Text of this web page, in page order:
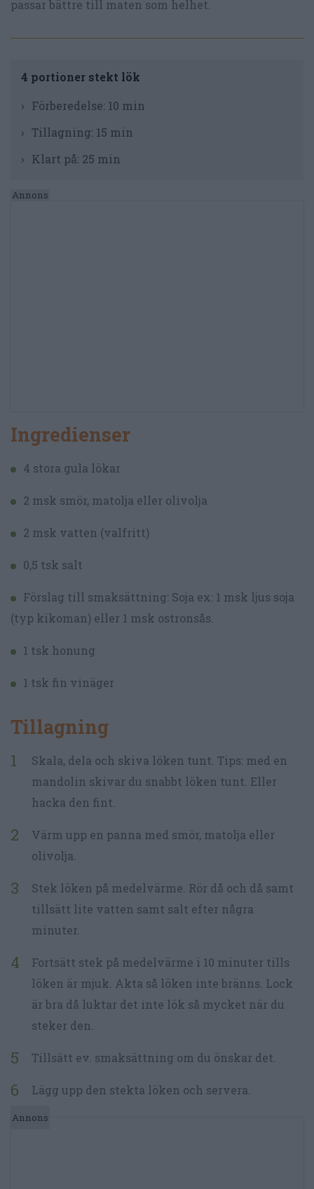
passar bättre till maten som helhet.
4 portioner stekt lök
Förberedelse: 10 min
Tillagning: 15 min
Klart på: 25 min
Ingredienser
4 stora gula lökar
2 msk smör, matolja eller olivolja
2 msk vatten (valfritt)
0,5 tsk salt
Förslag till smaksättning: Soja ex: 1 msk ljus soja
(typ kikoman) eller 1 msk ostronsås.
1 tsk honung
1 tsk fin vinäger
Tillagning
Skala, dela och skiva löken tunt. Tips: med en
mandolin skivar du snabbt löken tunt. Eller
hacka den fint.
Värm upp en panna med smör, matolja eller
olivolja.
Stek löken på medelvärme. Rör då och då samt
tillsätt lite vatten samt salt efter några
minuter.
Fortsätt stek på medelvärme i 10 minuter tills
löken är mjuk. Akta så löken inte bränns. Lock
är bra då luktar det inte lök så mycket när du
steker den.
Tillsätt ev. smaksättning om du önskar det.
Lägg upp den stekta löken och servera.